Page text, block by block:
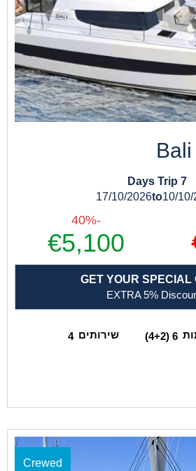
7 Days Trip
10/10/
to
17/10/2026
-40%
€5,100
GET YOUR SPECIAL
6 (4+2) שירותים 4
Crewed